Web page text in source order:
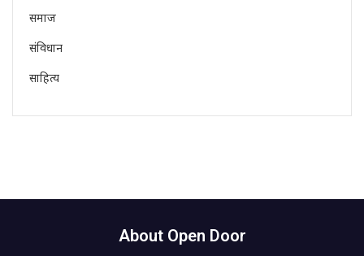
समाज
संविधान
साहित्य
About Open Door